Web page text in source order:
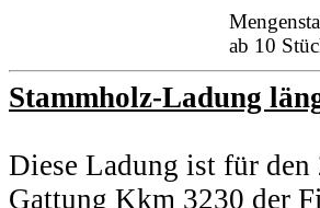
ab 10
Stammholz-Ladung
Diese Ladung ist für den
Gattung Kkm 3230 der